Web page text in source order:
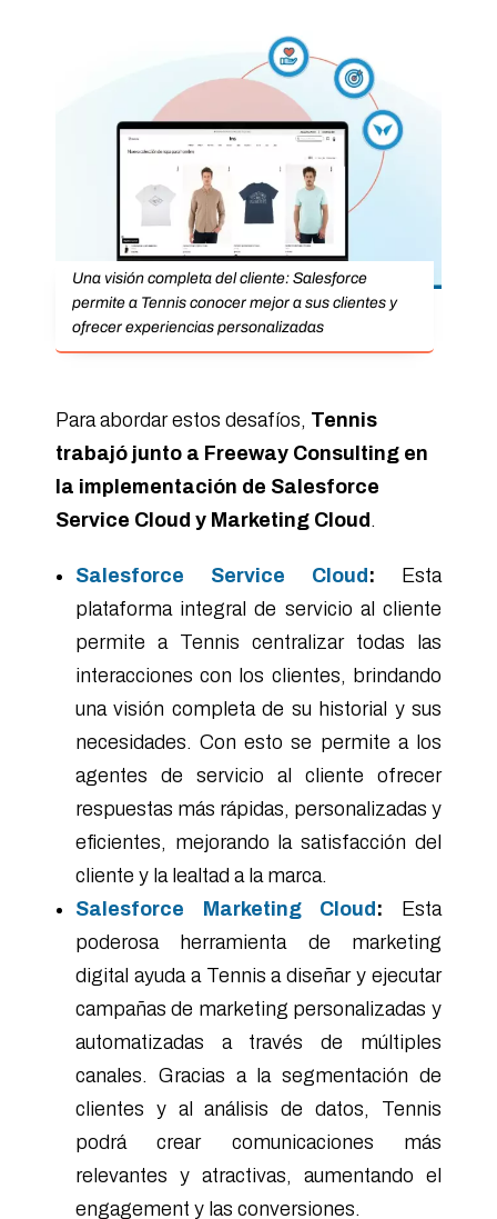
Una visión completa del cliente: Salesforce
permite a Tennis conocer mejor a sus clientes y
ofrecer experiencias personalizadas
Para abordar estos desafíos, Tennis
trabajó junto a Freeway Consulting en
la implementación de Salesforce
Service Cloud y Marketing Cloud.
Salesforce Service Cloud: Esta
plataforma integral de servicio al cliente
permite a Tennis centralizar todas las
interacciones con los clientes, brindando
una visión completa de su historial y sus
necesidades. Con esto se permite a los
agentes de servicio al cliente ofrecer
respuestas más rápidas, personalizadas y
eficientes, mejorando la satisfacción del
cliente y la lealtad a la marca.
Salesforce Marketing Cloud: Esta
poderosa herramienta de marketing
digital ayuda a Tennis a diseñar y ejecutar
campañas de marketing personalizadas y
automatizadas a través de múltiples
canales. Gracias a la segmentación de
clientes y al análisis de datos, Tennis
podrá crear comunicaciones más
relevantes y atractivas, aumentando el
engagement y las conversiones.